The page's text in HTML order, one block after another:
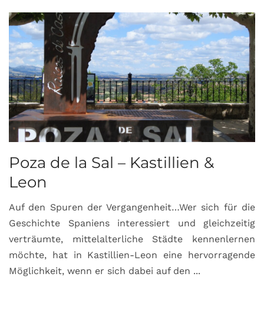
Poza de la Sal – Kastillien &
Leon
Auf den Spuren der Vergangenheit…Wer sich für die
Geschichte Spaniens interessiert und gleichzeitig
verträumte, mittelalterliche Städte kennenlernen
möchte, hat in Kastillien-Leon eine hervorragende
Möglichkeit, wenn er sich dabei auf den ...